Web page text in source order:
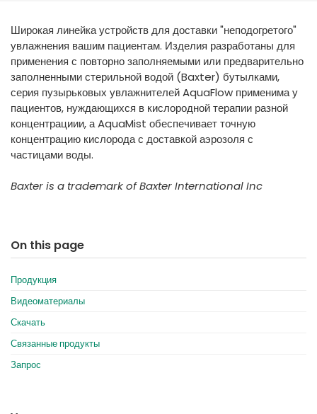
France
International English
Широкая линейка устройств для доставки "неподогретого"
увлажнения вашим пациентам. Изделия разработаны для
применения с повторно заполняемыми или предварительно
заполненными стерильной водой (Baxter) бутылками,
серия пузырьковых увлажнителей AquaFlow применима у
пациентов, нуждающихся в кислородной терапии разной
концентрациии, а AquaMist обеспечивает точную
концентрацию кислорода с доставкой аэрозоля с
частицами воды.
Baxter is a trademark of Baxter International Inc
On this page
Продукция
Видеоматериалы
Скачать
Связанные продукты
Запрос